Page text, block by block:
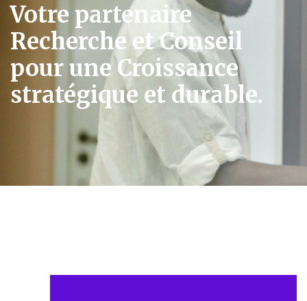
Votre partenaire
Recherche et Conseil
pour une Croissance
stratégique et durable.